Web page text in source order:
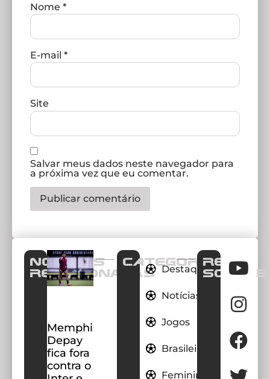
Nome *
E-mail *
Site
Salvar meus dados neste navegador para
a próxima vez que eu comentar.
Notícias
Relacionadas
Memphis
Depay
fica fora
contra o
CATEGORIAS
Destaques
Notícias
Jogos
Brasileirao
Feminino
REDES
SOCIAIS